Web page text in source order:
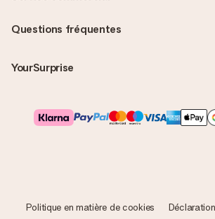
Questions fréquentes
YourSurprise
Politique en matière de cookies